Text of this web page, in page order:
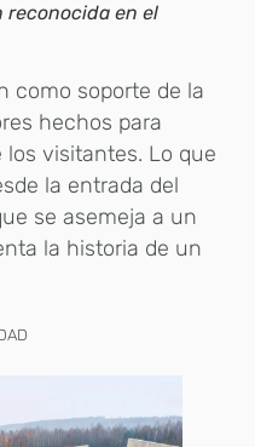
reconocida en el
como soporte de la
hechos para
visitantes. Lo que
la entrada del
se asemeja a un
la historia de un